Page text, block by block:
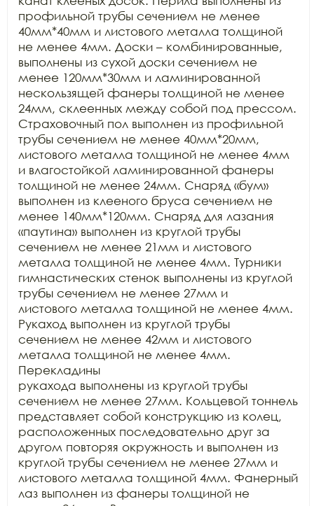
профильной трубы сечением не менее
40мм*40мм и листового металла толщиной
не менее 4мм. Доски – комбинированные,
выполнены из сухой доски сечением не
менее 120мм*30мм и ламинированной
нескользящей фанеры толщиной не менее
24мм, склеенных между собой под прессом.
Страховочный пол выполнен из профильной
трубы сечением не менее 40мм*20мм,
листового металла толщиной не менее 4мм
и влагостойкой ламинированной фанеры
толщиной не менее 24мм. Снаряд «бум»
выполнен из клееного бруса сечением не
менее 140мм*120мм. Снаряд для лазания
«паутина» выполнен из круглой трубы
сечением не менее 21мм и листового
металла толщиной не менее 4мм. Турники
гимнастических стенок выполнены из круглой
трубы сечением не менее 27мм и
листового металла толщиной не менее 4мм.
Рукаход выполнен из круглой трубы
сечением не менее 42мм и листового
металла толщиной не менее 4мм.
Перекладины
рукахода выполнены из круглой трубы
сечением не менее 27мм. Кольцевой тоннель
представляет собой конструкцию из колец,
расположенных последовательно друг за
другом повторяя окружность и выполнен из
круглой трубы сечением не менее 27мм и
листового металла толщиной 4мм. Фанерный
лаз выполнен из фанеры толщиной не